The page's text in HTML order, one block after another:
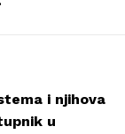
i njihova
u